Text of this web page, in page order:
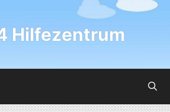
Hilfezentrum